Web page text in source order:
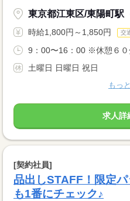
東京都江東区/東陽町駅
時給1,800円～1,850円 交
9：00〜16：00 ※休憩６０
土曜日 日曜日 祝日
もっ
求人詳
[契約社員]
品出しSTAFF！限定
も1番にチェック♪